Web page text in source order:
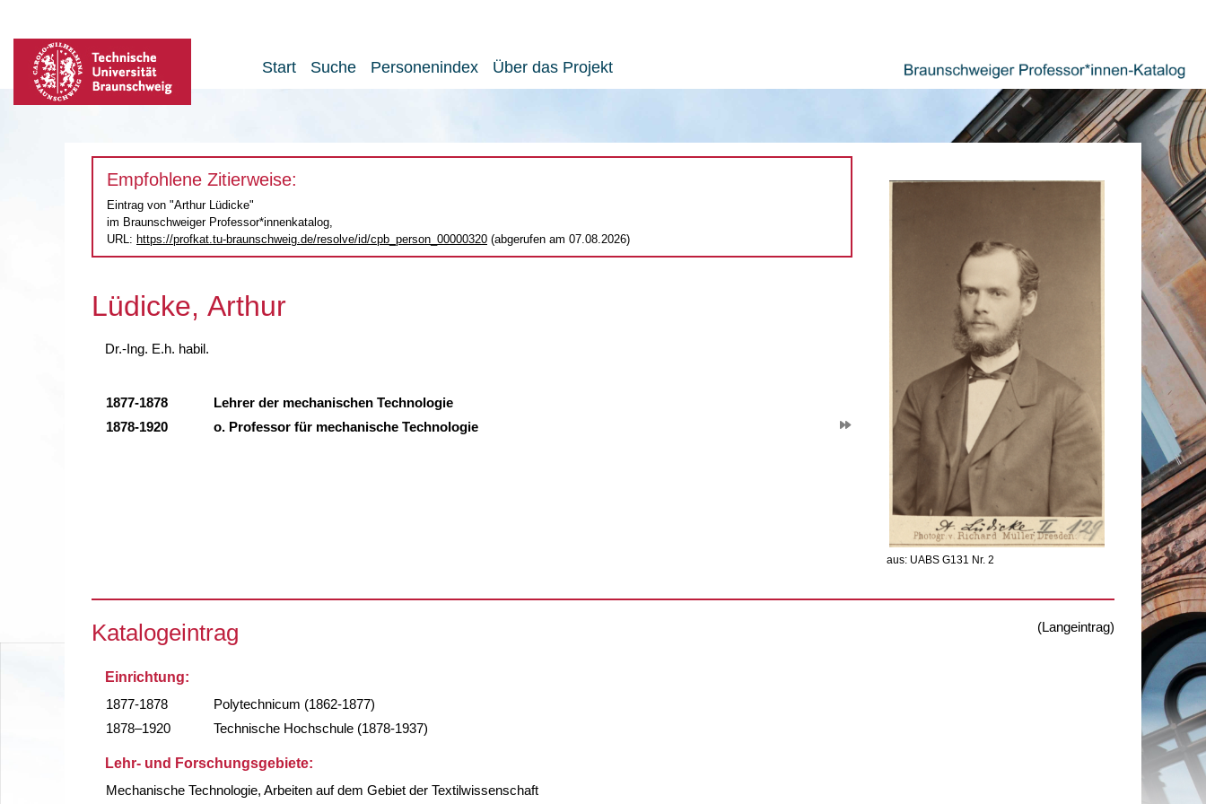
Start Suche Personenindex Über das Projekt
Empfohlene Zitierweise:
Eintrag von "Arthur Lüdicke"
im Braunschweiger Professor*innenkatalog,
URL: https://profkat.tu-braunschweig.de/resolve/id/cpb_person_00000320 (abgerufen am 07.08.2026)
Lüdicke, Arthur
Dr.-Ing. E.h. habil.
1877-1878
Lehrer der mechanischen Technologie
1878-1920
o. Professor für mechanische Technologie
aus: UABS G131 Nr. 2
(Langeintrag)
Katalogeintrag
Einrichtung:
1877-1878
Polytechnicum (1862-1877)
1878–1920
Technische Hochschule (1878-1937)
Lehr- und Forschungsgebiete:
Mechanische Technologie, Arbeiten auf dem Gebiet der Textilwissenschaft